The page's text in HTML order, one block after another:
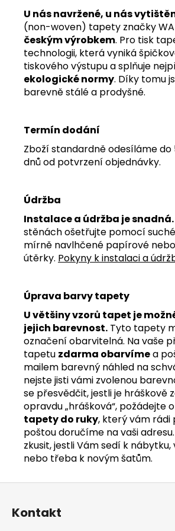
U nás navržené, u nás
(non-woven) tapety značky
českým výrobkem. Pro tisk
technologii, která vyniká
tiskového výstupu a splňuje
ekologické normy. Díky tomu
barevně stálé a prodyšné.
Termín dodání
Zboží standardně odesíláme
dnů od potvrzení objednávky.
Údržba
Instalace a údržba je snadná.
stěnách ošetřujte pomocí
mírně navlhčené papírové
útěrky. Pokyny k instalaci a
Úprava barvy tapety
U většiny vzorů tapet je
jejich barevnost. Tyto tapety
označení obarvitelná. Na vaše
tapetu zdarma obarvímea
mailem barevný náhled na
nejste jisti vámi zvolenou
se přesvědčit, jestli je hráškově
opravdu „hrášková“, požádejte o
tapety do ruky, který vám
poštou doručíme na vaši
zkusit, jestli Vám sedí k
nebo třeba k novým šatům.
Z
Kontakt